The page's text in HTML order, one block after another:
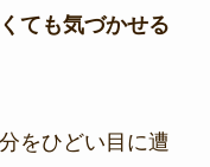
ても気づかせる
をひどい目に遭